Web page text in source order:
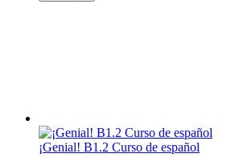
¡Genial! B1.2 Curso de español